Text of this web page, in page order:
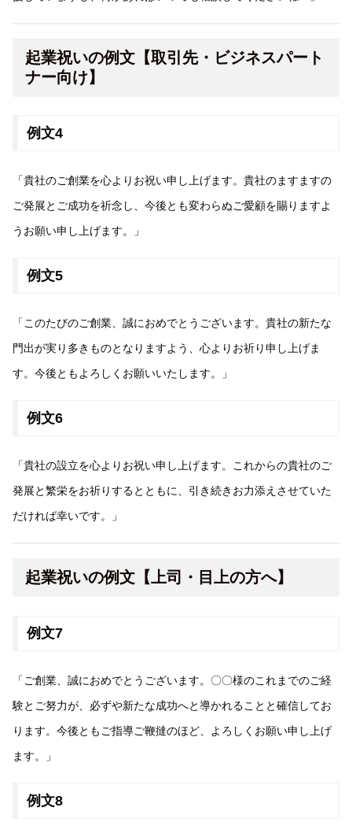
起業祝いの例文【取引先・ビジネスパート
ナー向け】
例文4
「貴社のご創業を心よりお祝い申し上げます。貴社のますますの
ご発展とご成功を祈念し、今後とも変わらぬご愛顧を賜りますよ
うお願い申し上げます。」
例文5
「このたびのご創業、誠におめでとうございます。貴社の新たな
門出が実り多きものとなりますよう、心よりお祈り申し上げま
す。今後ともよろしくお願いいたします。」
例文6
「貴社の設立を心よりお祝い申し上げます。これからの貴社のご
発展と繁栄をお祈りするとともに、引き続きお力添えさせていた
だければ幸いです。」
起業祝いの例文【上司・目上の方へ】
例文7
「ご創業、誠におめでとうございます。〇〇様のこれまでのご経
験とご努力が、必ずや新たな成功へと導かれることと確信してお
ります。今後ともご指導ご鞭撻のほど、よろしくお願い申し上げ
ます。」
例文8